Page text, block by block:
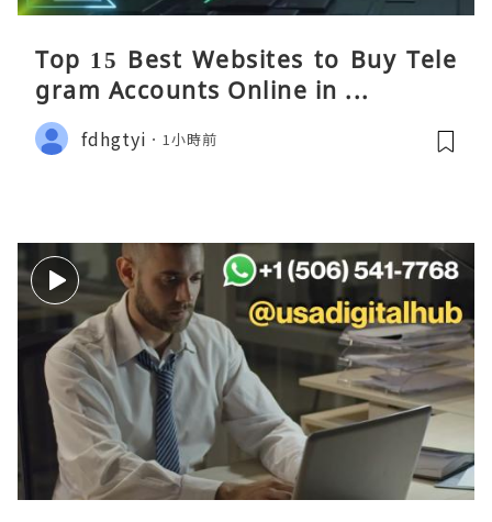
Top 15 Best Websites to Buy Tele
gram Accounts Online in ...
fdhgtyi 1小時前